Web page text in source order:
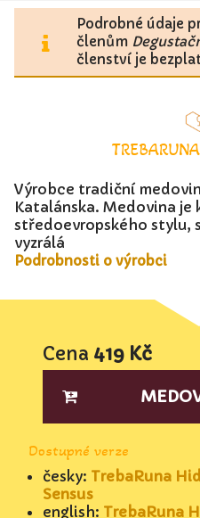
Podrobné údaje
členům
členství je
Výrobce tradiční
Katalánska. Medovina je
středoevropského stylu,
vyzrálá
Podrobnosti o výrobci
Cena 419 Kč
Dostupné verze
česky: TrebaRuna
Sensus
english: TrebaRuna